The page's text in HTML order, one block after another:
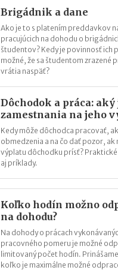
Brigádnik a dane
Ako je to s platením preddavkov
pracujúcich na dohodu o
študentov? Kedy je povinnosť ich
možné, že sa študentom zrazené
vrátia naspäť?
Dôchodok a práca:
zamestnania na jeho
Kedy môže dôchodca pracovať,
obmedzenia a na čo dať pozor, ak
výplatu dôchodku prísť?
aj príklady.
Koľko hodín možno
na dohodu?
Na dohody o prácach
pracovného pomeru je možné
limitovaný počet hodín.
koľko je maximálne možné